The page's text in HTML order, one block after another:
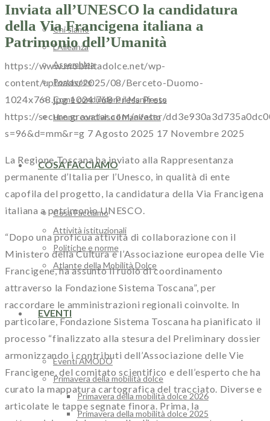
Chi siamo
L’Alleanza
Assemblea
Portavoce
Come condividere il Manifesto
Hanno condiviso il Manifesto
COSA FACCIAMO
Cosa Facciamo
Attività istituzionali
Politiche e norme
Atlante della Mobilità Dolce
EVENTI
Eventi AMODO
Primavera della mobilità dolce
Primavera della mobilità dolce 2026
Primavera della mobilità dolce 2025
Inviata all’UNESCO la candidatura
della Via Francigena italiana a
Patrimonio dell’Umanità
https://www.mobilitadolce.net/wp-
content/uploads/2025/08/Berceto-Duomo-
1024x768.jpg 1024 768PressPress
https://secure.gravatar.com/avatar/
s=96&d=mm&r=g 7 Agosto 2025 17 Novembre 2025
La Regione Toscana ha inviato alla Rappresentanza
permanente d’Italia per l’Unesco, in qualità di ente
capofila del progetto, la candidatura della Via Francigena
italiana a patrimonio UNESCO.
“Dopo una proficua attività di collaborazione con il
Ministero della Cultura e l’Associazione europea delle Vie
Francigene, ha assunto il ruolo di coordinamento
attraverso la Fondazione Sistema Toscana”, per
raccordare le amministrazioni regionali coinvolte. In
particolare, Fondazione Sistema Toscana ha pianificato il
processo “finalizzato alla stesura del Preliminary dossier
armonizzando i contributi dell’Associazione delle Vie
Francigene, del comitato scientifico e dell’esperto che ha
curato la mappatura cartografica del tracciato. Diverse e
articolate le tappe segnate finora. Prima, la